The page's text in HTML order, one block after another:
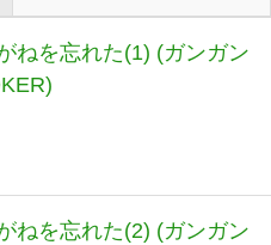
ねを忘れた(1) (ガンガン
ねを忘れた(2) (ガンガン